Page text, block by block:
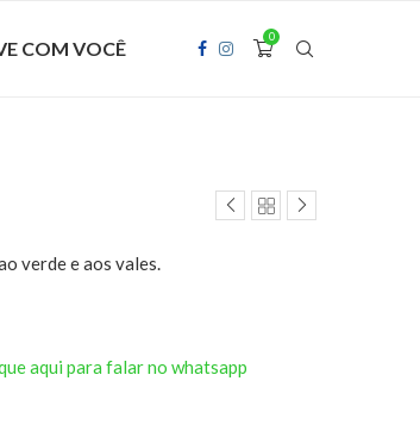
COM VOCÊ
0
verde e aos vales.
aqui para falar no whatsapp